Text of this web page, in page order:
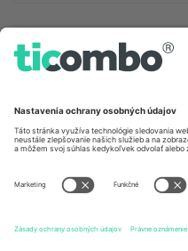
Kancelárie Ticombo
Unter den Linden 24, 10117
Berlin, Germany
United States
Newark, Delaware 19713, United